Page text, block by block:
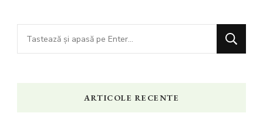
Cauți
ceva?
ARTICOLE RECENTE